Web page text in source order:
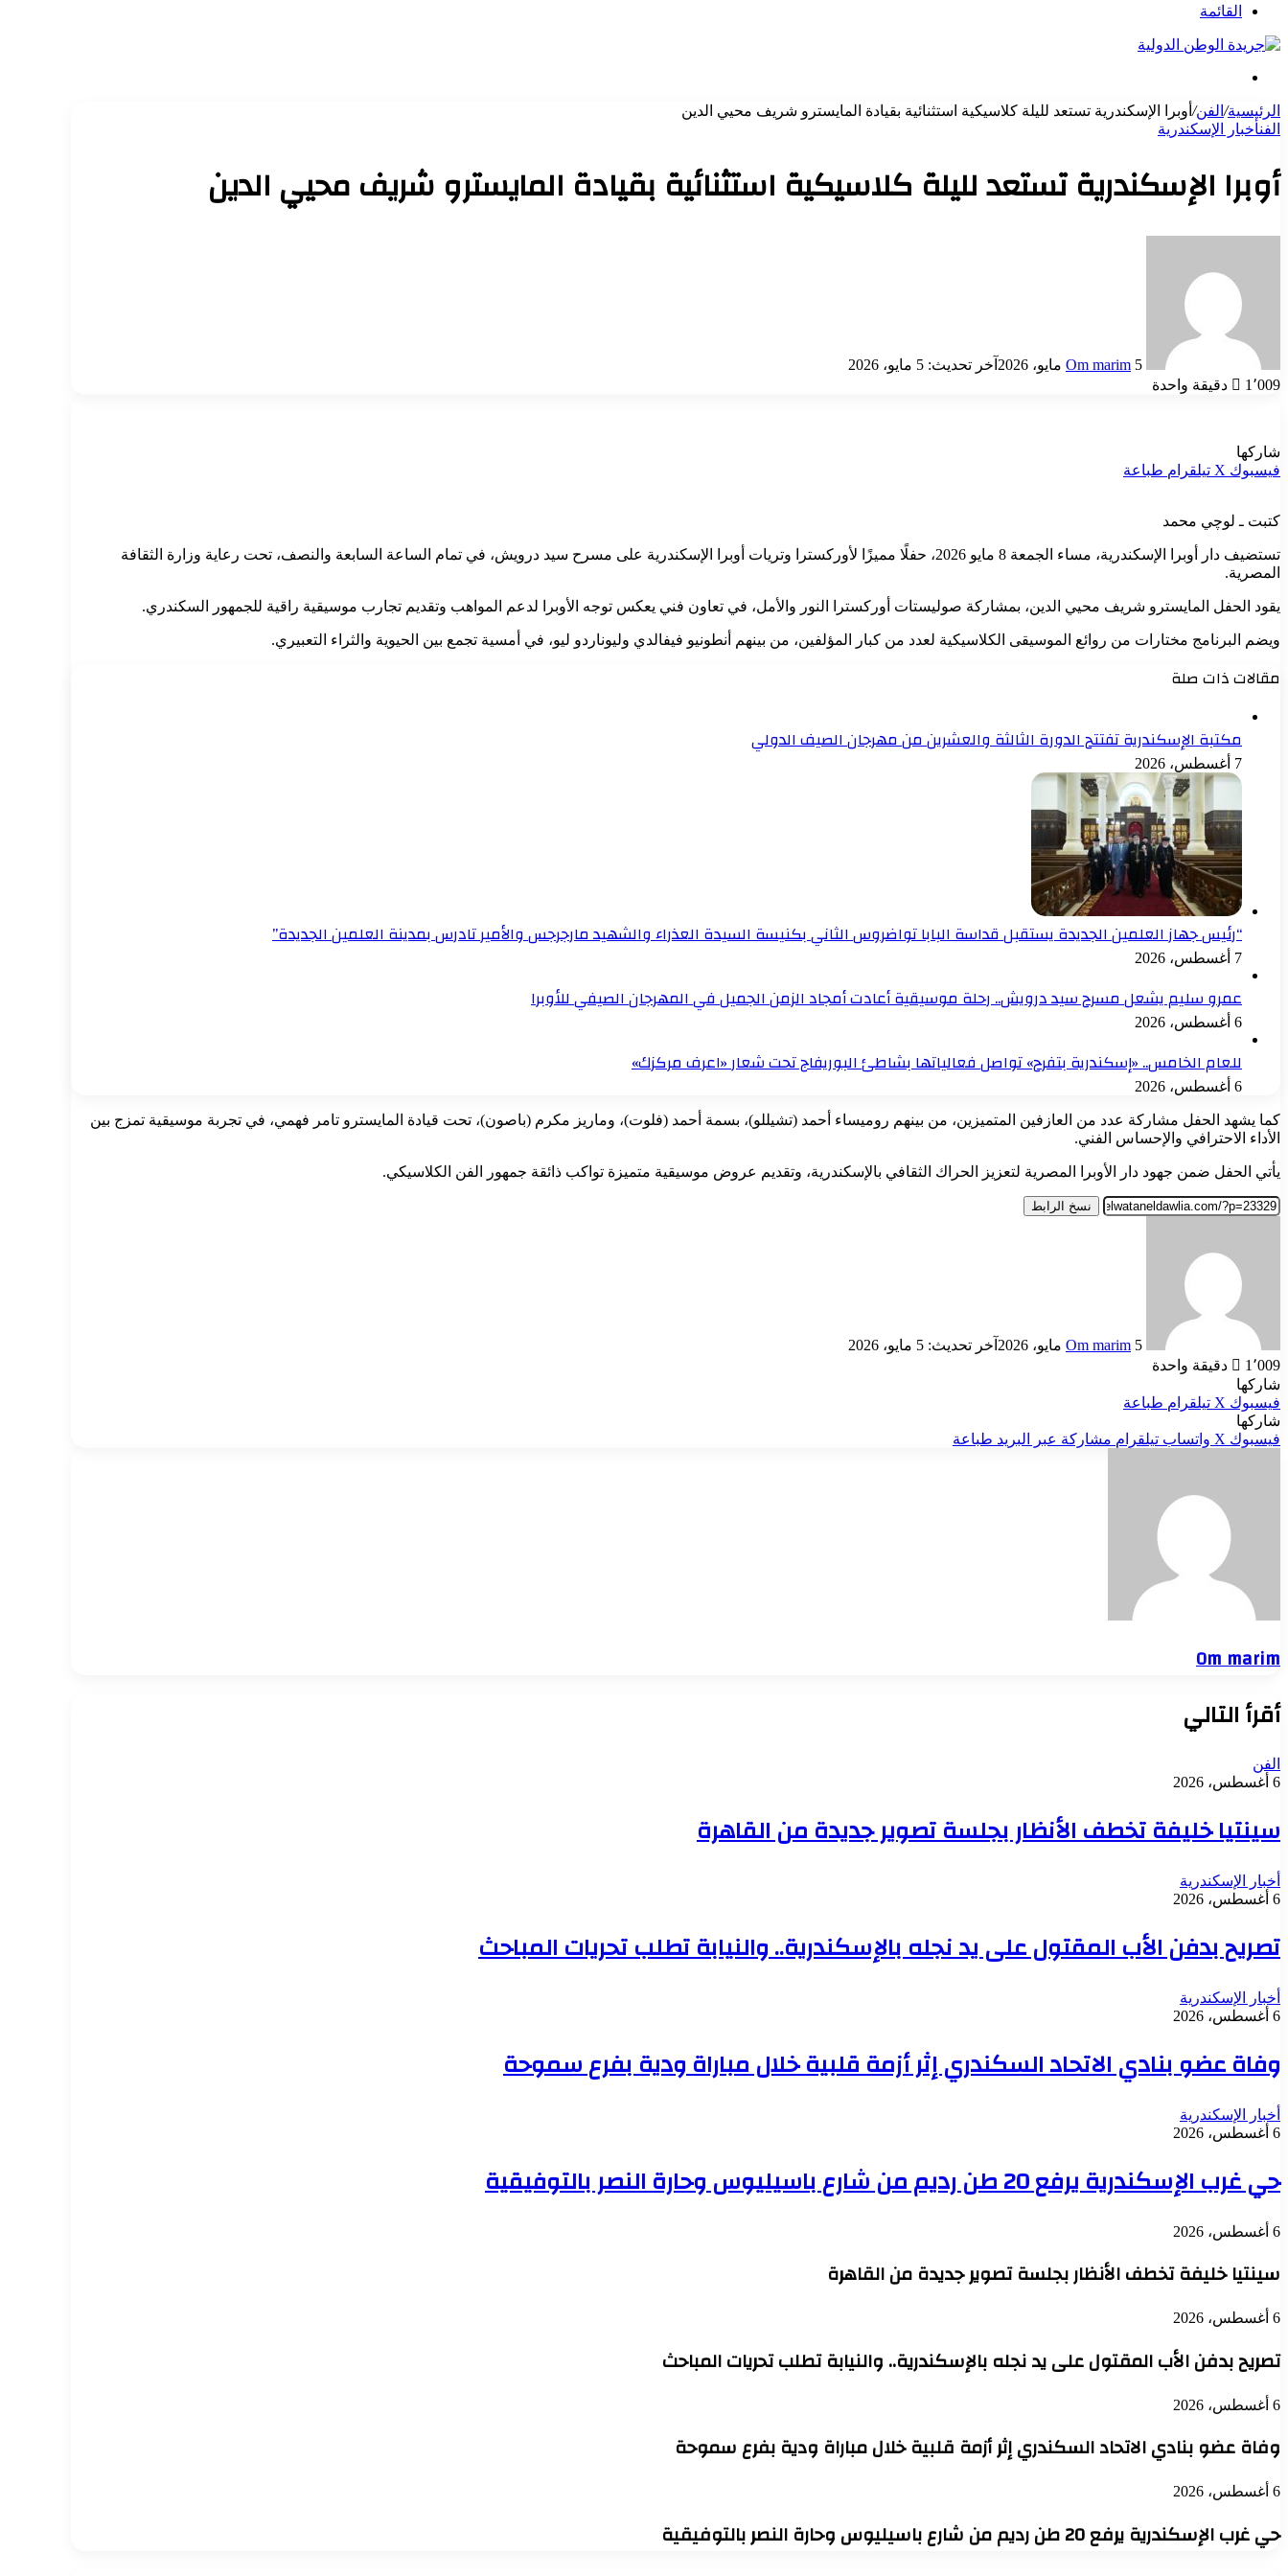
القائمة
الرئيسية/ الفن/ أوبرا الإسكندرية تستعد لليلة كلاسيكية استثنائية بقيادة المايسترو شريف محيي الدين
الفنأخبار الإسكندرية
أوبرا الإسكندرية تستعد لليلة كلاسيكية استثنائية بقيادة المايسترو شريف محيي الدين
Om marim 5 مايو، 2026
آخر تحديث: 5 مايو، 2026
1٬009
دقيقة واحدة
شاركها
فيسبوك ‫X تيلقرام طباعة
كتبت ـ لوچي محمد
تستضيف دار أوبرا الإسكندرية، مساء الجمعة 8 مايو 2026، حفلًا مميزًا لأوركسترا وتريات أوبرا الإسكندرية على مسرح سيد درويش، في تمام الساعة السابعة والنصف، تحت رعاية وزارة الثقافة
المصرية.
يقود الحفل المايسترو شريف محيي الدين، بمشاركة صوليستات أوركسترا النور والأمل، في تعاون فني يعكس توجه الأوبرا لدعم المواهب وتقديم تجارب موسيقية راقية للجمهور السكندري.
ويضم البرنامج مختارات من روائع الموسيقى الكلاسيكية لعدد من كبار المؤلفين، من بينهم أنطونيو فيفالدي وليوناردو ليو، في أمسية تجمع بين الحيوية والثراء التعبيري.
مقالات ذات صلة
مكتبة الإسكندرية تفتتح الدورة الثالثة والعشرين من مهرجان الصيف الدولي
7 أغسطس، 2026
“رئيس جهاز العلمين الجديدة يستقبل قداسة البابا تواضروس الثاني بكنيسة السيدة العذراء والشهيد مارجرجس والأمير تادرس بمدينة العلمين الجديدة”
7 أغسطس، 2026
عمرو سليم يشعل مسرح سيد درويش.. رحلة موسيقية أعادت أمجاد الزمن الجميل في المهرجان الصيفي للأوبرا
6 أغسطس، 2026
للعام الخامس.. «إسكندرية بتفرح» تواصل فعالياتها بشاطئ البوريفاج تحت شعار «اعرف مركزك»
6 أغسطس، 2026
كما يشهد الحفل مشاركة عدد من العازفين المتميزين، من بينهم روميساء أحمد (تشيللو)، بسمة أحمد (فلوت)، وماريز مكرم (باصون)، تحت قيادة المايسترو تامر فهمي، في تجربة موسيقية تمزج بين
الأداء الاحترافي والإحساس الفني.
يأتي الحفل ضمن جهود دار الأوبرا المصرية لتعزيز الحراك الثقافي بالإسكندرية، وتقديم عروض موسيقية متميزة تواكب ذائقة جمهور الفن الكلاسيكي.
نسخ الرابط
Om marim 5 مايو، 2026
آخر تحديث: 5 مايو، 2026
1٬009
دقيقة واحدة
شاركها
فيسبوك ‫X تيلقرام طباعة
شاركها
فيسبوك ‫X واتساب تيلقرام مشاركة عبر البريد طباعة
Om marim
أقرأ التالي
الفن
6 أغسطس، 2026
سينتيا خليفة تخطف الأنظار بجلسة تصوير جديدة من القاهرة
أخبار الإسكندرية
6 أغسطس، 2026
تصريح بدفن الأب المقتول على يد نجله بالإسكندرية.. والنيابة تطلب تحريات المباحث
أخبار الإسكندرية
6 أغسطس، 2026
وفاة عضو بنادي الاتحاد السكندري إثر أزمة قلبية خلال مباراة ودية بفرع سموحة
أخبار الإسكندرية
6 أغسطس، 2026
حي غرب الإسكندرية يرفع 20 طن رديم من شارع باسيليوس وحارة النصر بالتوفيقية
6 أغسطس، 2026
سينتيا خليفة تخطف الأنظار بجلسة تصوير جديدة من القاهرة
6 أغسطس، 2026
تصريح بدفن الأب المقتول على يد نجله بالإسكندرية.. والنيابة تطلب تحريات المباحث
6 أغسطس، 2026
وفاة عضو بنادي الاتحاد السكندري إثر أزمة قلبية خلال مباراة ودية بفرع سموحة
6 أغسطس، 2026
حي غرب الإسكندرية يرفع 20 طن رديم من شارع باسيليوس وحارة النصر بالتوفيقية